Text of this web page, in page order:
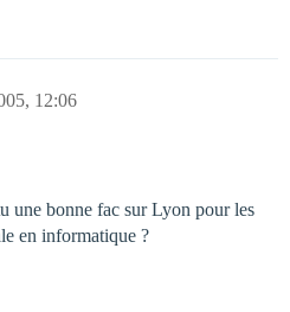
12:06
une bonne fac sur Lyon pour les
en informatique ?